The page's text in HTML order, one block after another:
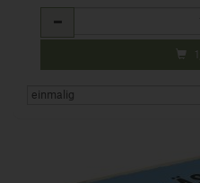
Anzahl